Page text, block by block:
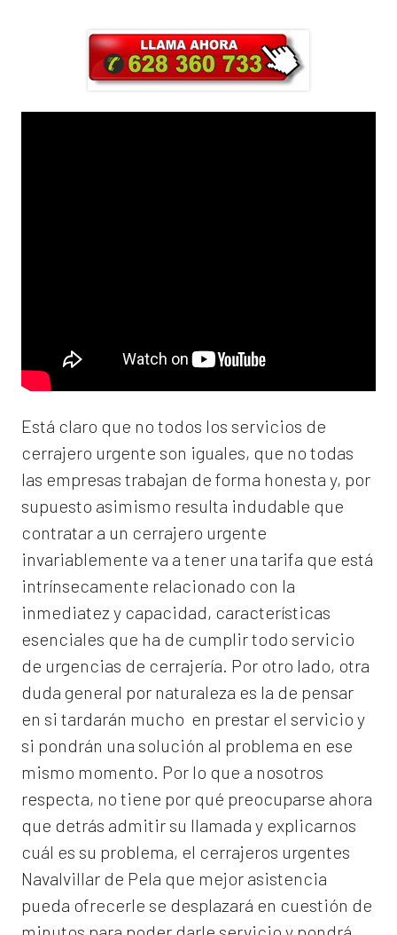
Está claro que no todos los servicios de
cerrajero urgente son iguales, que no todas
las empresas trabajan de forma honesta y, por
supuesto asimismo resulta indudable que
contratar a un cerrajero urgente
invariablemente va a tener una tarifa que está
intrínsecamente relacionado con la
inmediatez y capacidad, características
esenciales que ha de cumplir todo servicio
de urgencias de cerrajería. Por otro lado, otra
duda general por naturaleza es la de pensar
en si tardarán mucho en prestar el servicio y
si pondrán una solución al problema en ese
mismo momento. Por lo que a nosotros
respecta, no tiene por qué preocuparse ahora
que detrás admitir su llamada y explicarnos
cuál es su problema, el cerrajeros urgentes
Navalvillar de Pela que mejor asistencia
pueda ofrecerle se desplazará en cuestión de